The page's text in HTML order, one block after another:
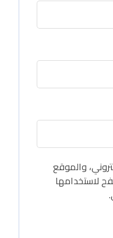
والموقع
لاستخدامها